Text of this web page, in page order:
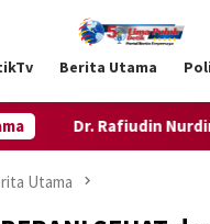
Berita Utama
Dr. Rafiudin Nurdin:
Utama